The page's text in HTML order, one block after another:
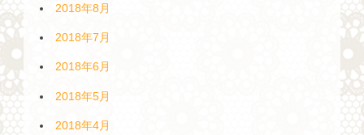
2018年8月
2018年7月
2018年6月
2018年5月
2018年4月